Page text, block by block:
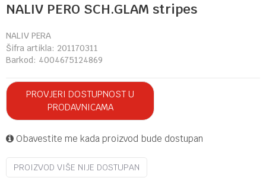
NALIV PERO SCH.GLAM stripes
NALIV PERA
Šifra artikla: 201170311
Barkod: 4004675124869
PROVJERI DOSTUPNOST U
PRODAVNICAMA
Obavestite me kada proizvod bude dostupan
PROIZVOD VIŠE NIJE DOSTUPAN